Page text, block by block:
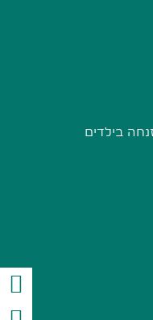
בילדים